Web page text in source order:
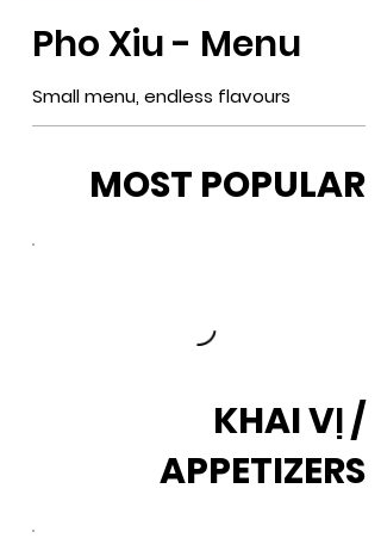
Pho Xiu - Menu
Small menu, endless flavours
MOST POPULAR
KHAI VỊ /
APPETIZERS